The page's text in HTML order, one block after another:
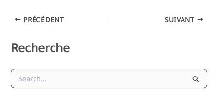
PRÉCÉDENT SUIVANT
Recherche
R
e